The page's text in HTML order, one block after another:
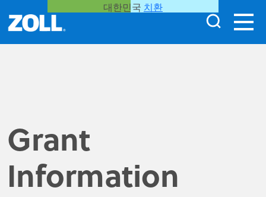
대한민국 치환
Grant
Information